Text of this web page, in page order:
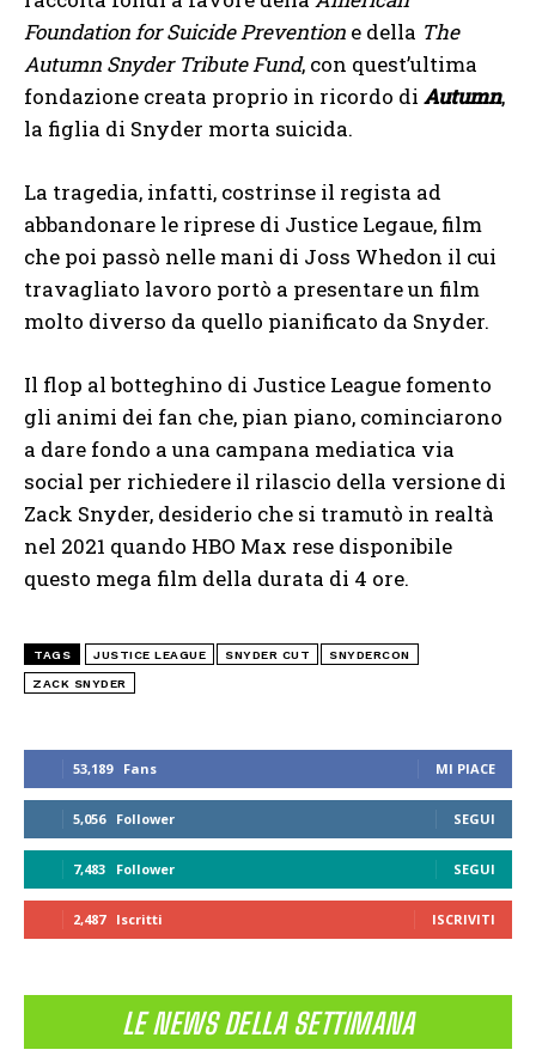
53,189 Fans MI PIACE
5,056 Follower SEGUI
7,483 Follower SEGUI
2,487 Iscritti ISCRIVITI
LE NEWS DELLA SETTIMANA
Foundation for Suicide Prevention e della The
Autumn Snyder Tribute Fund, con quest’ultima
fondazione creata proprio in ricordo di Autumn,
la figlia di Snyder morta suicida.
La tragedia, infatti, costrinse il regista ad
abbandonare le riprese di Justice Legaue, film
che poi passò nelle mani di Joss Whedon il cui
travagliato lavoro portò a presentare un film
molto diverso da quello pianificato da Snyder.
Il flop al botteghino di Justice League fomento
gli animi dei fan che, pian piano, cominciarono
a dare fondo a una campana mediatica via
social per richiedere il rilascio della versione di
Zack Snyder, desiderio che si tramutò in realtà
nel 2021 quando HBO Max rese disponibile
questo mega film della durata di 4 ore.
TAGS JUSTICE LEAGUE SNYDER CUT SNYDERCON
ZACK SNYDER